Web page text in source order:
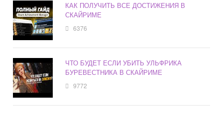
КАК ПОЛУЧИТЬ ВСЕ ДОСТИЖЕНИЯ В
СКАЙРИМЕ
6376
ЧТО БУДЕТ ЕСЛИ УБИТЬ УЛЬФРИКА
БУРЕВЕСТНИКА В СКАЙРИМЕ
9772